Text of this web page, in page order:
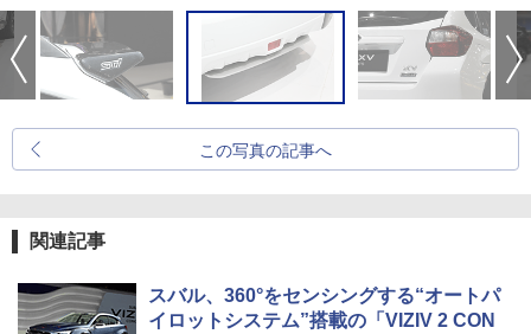
この写真の記事へ
関連記事
スバル、360°をセンシングする“オートパ
イロットシステム”搭載の「VIZIV 2 CON